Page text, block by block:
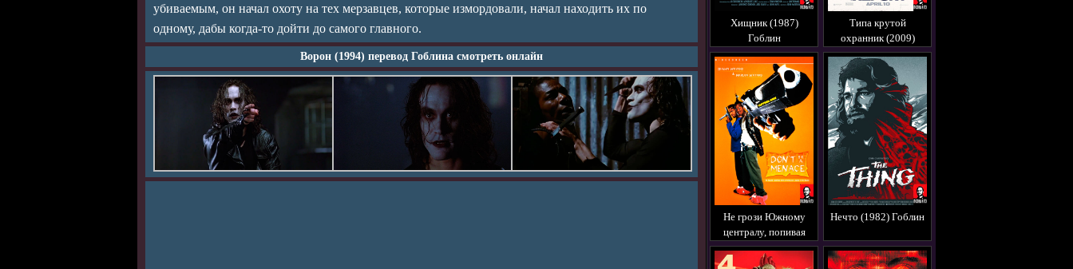
Хищник (1987)
Гоблин
Типа крутой
охранник (2009)
Гоблин
Не грози Южному
централу, попивая
сок у себя в квартале
(1996) Гоблин
Нечто (1982) Гоблин
убиваемым, он начал охоту на тех мерзавцев, которые измордовали, начал находить их по
одному, дабы когда-то дойти до самого главного.
Ворон (1994) перевод Гоблина смотреть онлайн